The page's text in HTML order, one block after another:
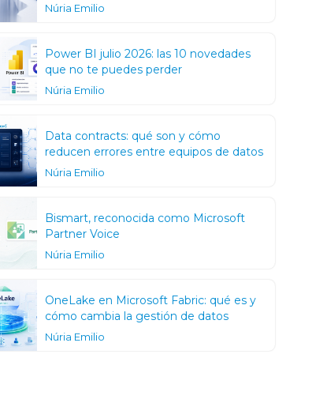
Núria Emilio
Power BI julio 2026: las 10 novedades
que no te puedes perder
Núria Emilio
Data contracts: qué son y cómo
reducen errores entre equipos de datos
Núria Emilio
Bismart, reconocida como Microsoft
Partner Voice
Núria Emilio
OneLake en Microsoft Fabric: qué es y
cómo cambia la gestión de datos
Núria Emilio